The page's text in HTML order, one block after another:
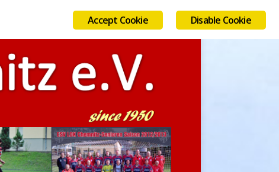
AUGUST 6, 2026 Disable Cookie
Accept Cookie